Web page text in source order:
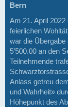
Bern
Am 21. April
feierlichen
war die
5’500.00 an den
Teilnehmende
Anlass getreu
und Wahrheit»
Höhepunkt des